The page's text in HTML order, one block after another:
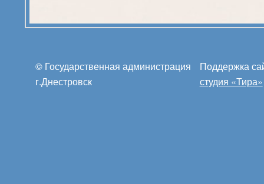
© Государственная администрация
г.Днестровск
Поддержка
студия «Тира»